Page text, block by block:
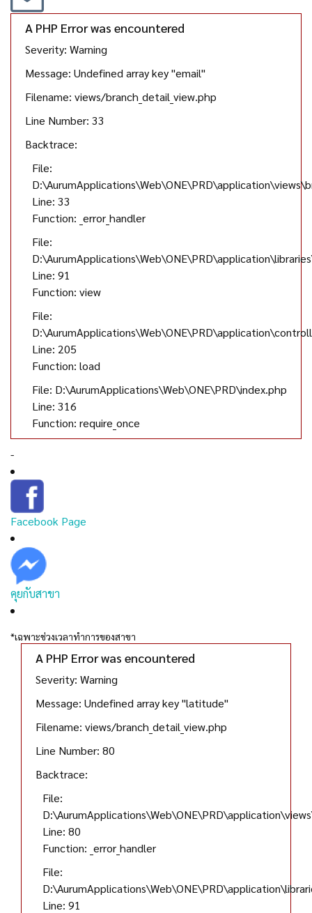
A PHP Error was encountered
Severity: Warning
Message: Undefined array key "email"
Filename: views/branch_detail_view.php
Line Number: 33
Backtrace:
File:
Line: 33
Function: _error_handler
File:
Line: 91
Function: view
File:
Line: 205
Function: load
File: D:\AurumApplications\Web\ONE\PRD\index.php
Line: 316
Function: require_once
-
Facebook Page
คุยกับสาขา
*เฉพาะช่วงเวลาทำการของสาขา
A PHP Error was encountered
Severity: Warning
Message: Undefined array key "latitude"
Filename: views/branch_detail_view.php
Line Number: 80
Backtrace:
File:
Line: 80
Function: _error_handler
File:
Line: 91